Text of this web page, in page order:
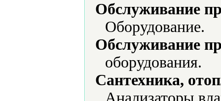
Обслуживание
Оборудование.
Обслуживание
оборудования.
Сантехника,